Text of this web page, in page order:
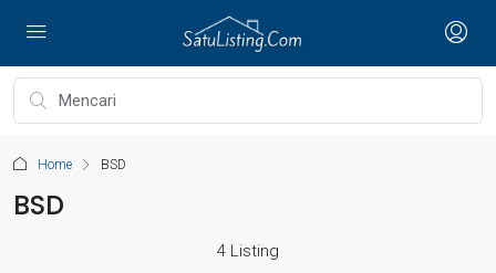
Home BSD
BSD
4 Listing